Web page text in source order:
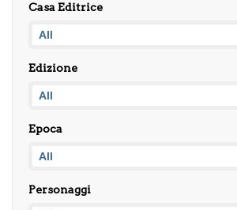
Casa Editrice
Edizione
Epoca
Personaggi